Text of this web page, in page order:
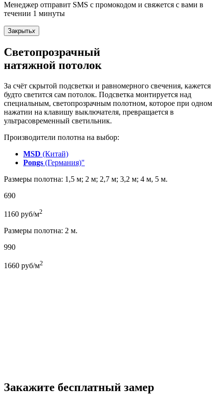
Менеджер отправит SMS с промокодом и свяжется с вами в
течении 1 минуты
Закрытьx
Светопрозрачный
натяжной потолок
За счёт скрытой подсветки и равномерного свечения, кажется
будто светится сам потолок. Подсветка монтируется над
специальным, светопрозрачным полотном, которое при одном
нажатии на клавишу выключателя, превращается в
ультрасовременный светильник.
Производители полотна на выбор:
MSD (Китай)
Pongs (Германия)"
Размеры полотна: 1,5 м; 2 м; 2,7 м; 3,2 м; 4 м, 5 м.
690
1160 руб/м2
Размеры полотна: 2 м.
990
1660 руб/м2
Закажите бесплатный замер